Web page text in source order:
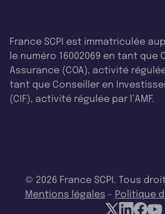
France SCPI est immatriculée
le numéro 16002069 en tant que
Assurance (COA), activité régulée
tant que Conseiller en
(CIF), activité régulée par l’AMF.
© 2026 France SCPI. Tous
Mentions légales - Politique